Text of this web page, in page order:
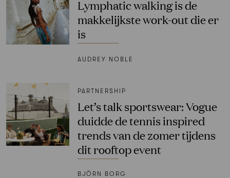
Lymphatic walking is de
makkelijkste work-out die er
is
AUDREY NOBLE
PARTNERSHIP
Let’s talk sportswear: Vogue
duidde de tennis inspired
trends van de zomer tijdens
dit rooftop event
BJÖRN BORG